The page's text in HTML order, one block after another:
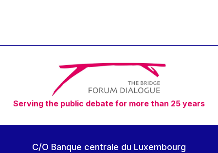
Timothy Radcliffe
Vaclav Klaus
Vassilios Skouris
Vítor Manuel da Silva Caldeira
Viviane Reding
Walter Hagg
Serving the public debate for more than 25 years
C/O Banque centrale du Luxembourg